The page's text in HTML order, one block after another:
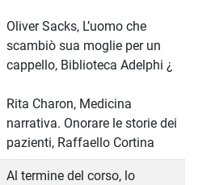
Oliver Sacks, L’uomo che
scambiò sua moglie per un
cappello, Biblioteca Adelphi ¿
Rita Charon, Medicina
narrativa. Onorare le storie dei
pazienti, Raffaello Cortina
Al termine del corso, lo